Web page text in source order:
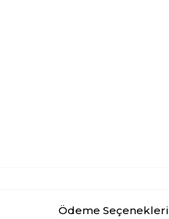
Ödeme Seçenekleri